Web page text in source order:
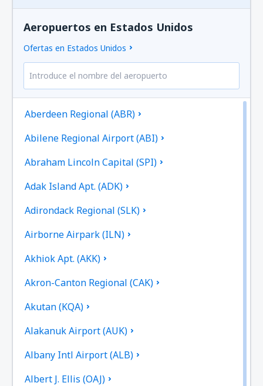
Aeropuertos en Estados Unidos
Ofertas en Estados Unidos
Aberdeen Regional (ABR)
Abilene Regional Airport (ABI)
Abraham Lincoln Capital (SPI)
Adak Island Apt. (ADK)
Adirondack Regional (SLK)
Airborne Airpark (ILN)
Akhiok Apt. (AKK)
Akron-Canton Regional (CAK)
Akutan (KQA)
Alakanuk Airport (AUK)
Albany Intl Airport (ALB)
Albert J. Ellis (OAJ)